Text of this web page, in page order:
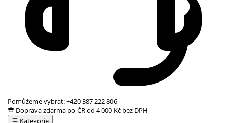
Pomůžeme vybrat:+420 387 222 806
Doprava zdarma po ČR od 4 000 Kč bez DPH
Kategorie